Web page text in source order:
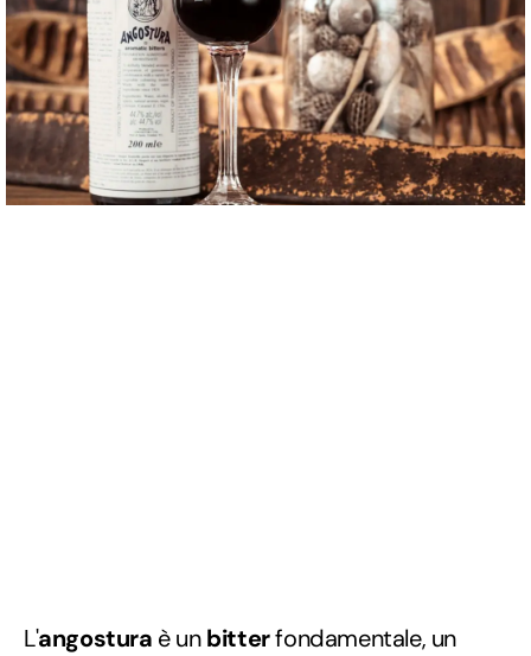
L'angostura è unbitterfondamentale, un